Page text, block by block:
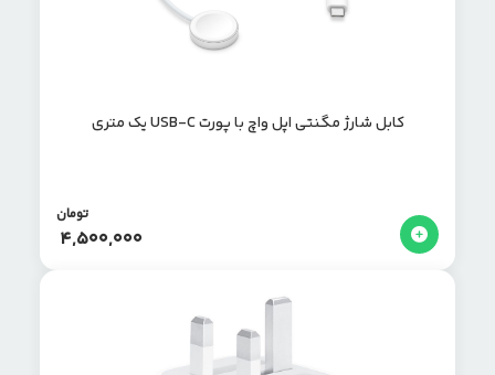
کابل شارژ مگنتی اپل واچ با پورت USB-C یک متری
4,500,000
تومان